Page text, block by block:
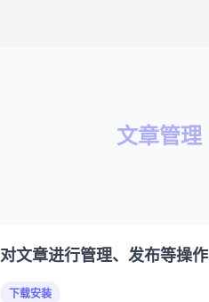
文章管理
对文章进行管理、发布等操作
下载安装